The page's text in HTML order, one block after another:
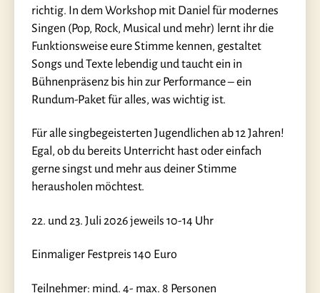
richtig. In dem Workshop mit Daniel ⁠für modernes
Singen (Pop, Rock, Musical und mehr) lernt ihr die
Funktionsweise eure Stimme kennen, gestaltet
Songs und Texte lebendig und taucht ein in
Bühnenpräsenz bis hin zur Performance – ein
Rundum-Paket für alles, was wichtig ist.
Für alle singbegeisterten Jugendlichen ab 12 Jahren!
Egal, ob du bereits Unterricht hast oder einfach
gerne singst und mehr aus deiner Stimme
herausholen möchtest.
22. und 23. Juli 2026 jeweils 10-14 Uhr
Einmaliger Festpreis 140 Euro
Teilnehmer: mind. 4- max. 8 Personen